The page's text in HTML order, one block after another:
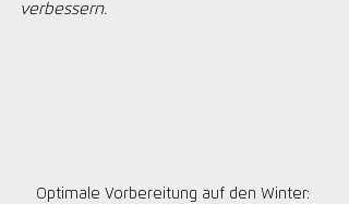
verbessern.
Optimale Vorbereitung auf den Winter: